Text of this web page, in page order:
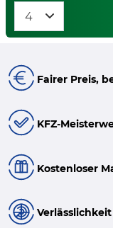
Fairer Preis,
KFZ-
Kostenloser